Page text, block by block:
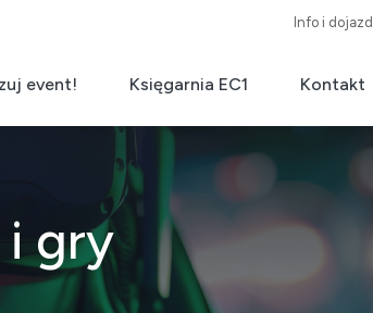
Info i dojazd
event! Księgarnia EC1 Kontakt
i gry